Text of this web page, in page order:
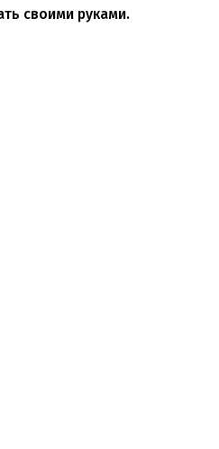
своими руками.